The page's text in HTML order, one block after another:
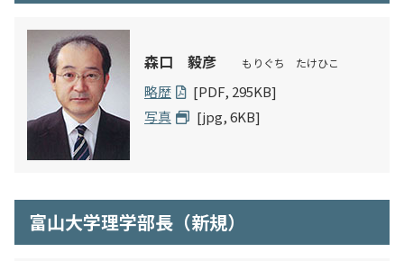
森口 毅彦 もりぐち たけひこ
略歴
[PDF, 295KB]
写真
[jpg, 6KB]
富山大学理学部長（新規）